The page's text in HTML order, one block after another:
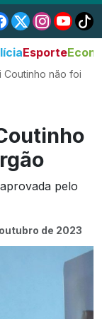
Esporte
Coutinho não foi
pelo
de 2023